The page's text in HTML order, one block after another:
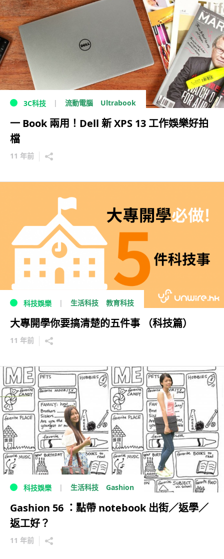
3C科技 流動電腦 Ultrabook
一 Book 兩用！Dell 新 XPS 13 工作娛樂好拍
檔
11 年前
科技娛樂 生活科技 教育科技
大專開學你要搞清楚的五件事 （科技篇）
11 年前
科技娛樂 生活科技 Gashion
Gashion 56 ：點帶 notebook 出街／返學／
返工好？
11 年前